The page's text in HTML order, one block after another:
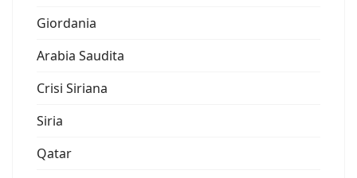
Giordania
Arabia Saudita
Crisi Siriana
Siria
Qatar